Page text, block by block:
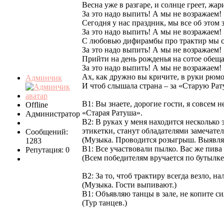
Админчик
Offline
Администратор
Сообщений:
1283
Репутация: 0
Весна уже в разгаре, и солнце греет,
За это надо выпить! А мы не возражаем!
Сегодня у нас праздник, мы все об этом
За это надо выпить! А мы не возражаем!
С любовью дифирамбы про трактир мы
За это надо выпить! А мы не возражаем!
Прийти на день рожденья на сотое
За это надо выпить! А мы не возражаем!
Ах, как дружно вы кричите, в руки
И чтоб слышала страна – за «Старую
В1: Вы знаете, дорогие гости, я совсем
«Старая Ратуша».
В2: В руках у меня находится
этикетки, станут обладателями
(Музыка. Проводится розыгрыш.
В1: Все участвовали пылко. Вас же
(Всем победителям вручается по
В2: За то, чтоб трактиру всегда везло,
(Музыка. Гости выпивают.)
В1: Объявляю танцы в зале, не копите
(Тур танцев.)